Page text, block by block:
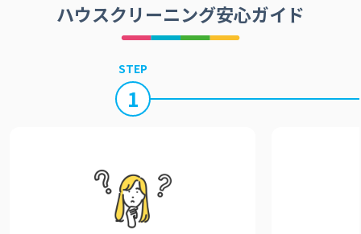
ハウスクリーニング安心ガイド
STEP
1